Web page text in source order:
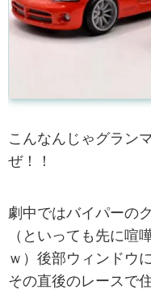
こんなんじゃグラン
ぜ！！
劇中ではバイパーの
（といっても先に喧
ｗ）後部ウィンドウ
その直後のレースで